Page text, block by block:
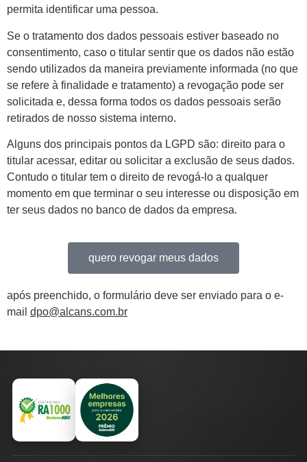
permita identificar uma pessoa.
Se o tratamento dos dados pessoais estiver baseado no
consentimento, caso o titular sentir que os dados não estão
sendo utilizados da maneira previamente informada (no que
se refere à finalidade e tratamento) a revogação pode ser
solicitada e, dessa forma todos os dados pessoais serão
retirados de nosso sistema interno.
Alguns dos principais pontos da LGPD são: direito para o
titular acessar, editar ou solicitar a exclusão de seus dados.
Contudo o titular tem o direito de revogá-lo a qualquer
momento em que terminar o seu interesse ou disposição em
ter seus dados no banco de dados da empresa.
quero revogar meus dados
após preenchido, o formulário deve ser enviado para o e-
mail dpo@alcans.com.br